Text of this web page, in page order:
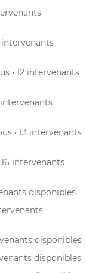
intervenants
• 12 intervenants
intervenants
• 13 intervenants
16 intervenants
disponibles
disponibles
disponibles